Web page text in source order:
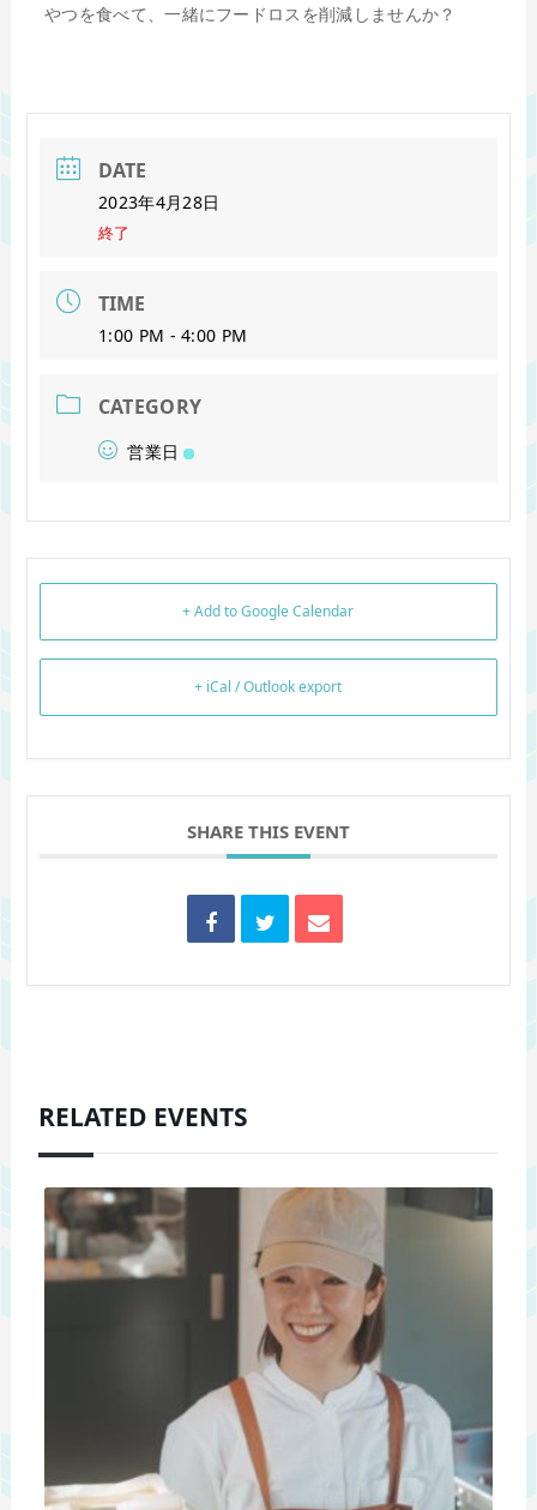
やつを食べて、一緒にフードロスを削減しませんか？
DATE
2023年4月28日
終了
TIME
1:00 PM - 4:00 PM
CATEGORY
営業日
+ Add to Google Calendar
+ iCal / Outlook export
SHARE THIS EVENT
RELATED EVENTS